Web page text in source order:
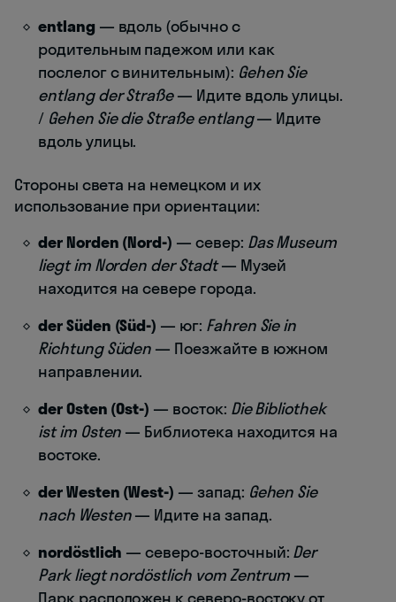
entlang — вдоль (обычно с
родительным падежом или как
послелог с винительным): Gehen Sie
entlang der Straße— Идите вдоль улицы.
/ Gehen Sie die Straße entlang— Идите
вдоль улицы.
Стороны света на немецком и их
использование при ориентации:
der Norden (Nord-) — север: Das Museum
liegt im Norden der Stadt— Музей
находится на севере города.
der Süden (Süd-) — юг: Fahren Sie in
Richtung Süden — Поезжайте в южном
направлении.
der Osten (Ost-) — восток: Die Bibliothek
ist im Osten — Библиотека находится на
востоке.
der Westen (West-) — запад: Gehen Sie
nach Westen— Идите на запад.
nordöstlich — северо-восточный: Der
Park liegt nordöstlich vom Zentrum —
Парк расположен к северо-востоку от